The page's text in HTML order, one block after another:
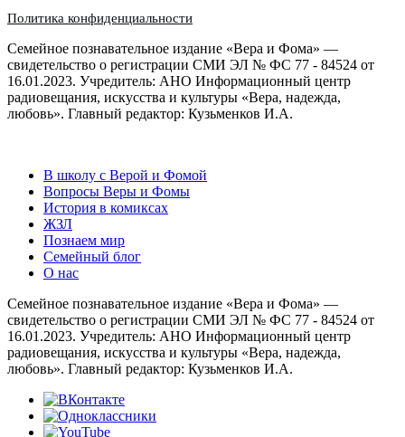
Политика конфиденциальности
Семейное познавательное издание «Вера и Фома» —
свидетельство о регистрации СМИ ЭЛ № ФС 77 - 84524 от
16.01.2023. Учредитель: АНО Информационный центр
радиовещания, искусства и культуры «Вера, надежда,
любовь». Главный редактор: Кузьменков И.А.
В школу с Верой и Фомой
Вопросы Веры и Фомы
История в комиксах
ЖЗЛ
Познаем мир
Семейный блог
О нас
Семейное познавательное издание «Вера и Фома» —
свидетельство о регистрации СМИ ЭЛ № ФС 77 - 84524 от
16.01.2023. Учредитель: АНО Информационный центр
радиовещания, искусства и культуры «Вера, надежда,
любовь». Главный редактор: Кузьменков И.А.